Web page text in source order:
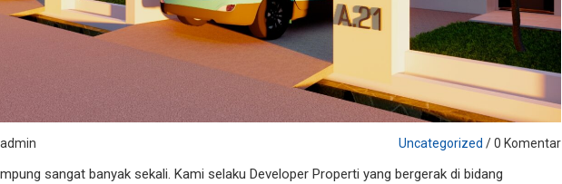
admin Uncategorized / 0 Komentar
sangat banyak sekali. Kami selaku Developer Properti yang bergerak di bidang